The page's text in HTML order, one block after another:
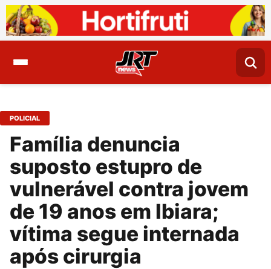
POLICIAL
Família denuncia
suposto estupro de
vulnerável contra jovem
de 19 anos em Ibiara;
vítima segue internada
após cirurgia